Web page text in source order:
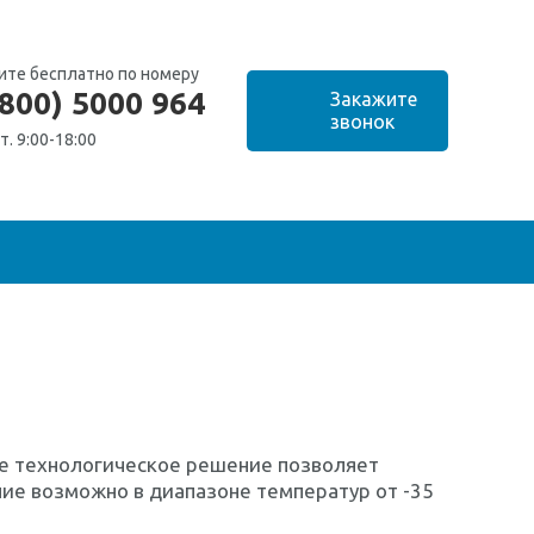
бесплатно по номеру
5000 964
9:00-18:00
технологическое решение позволяет
возможно в диапазоне температур от -35